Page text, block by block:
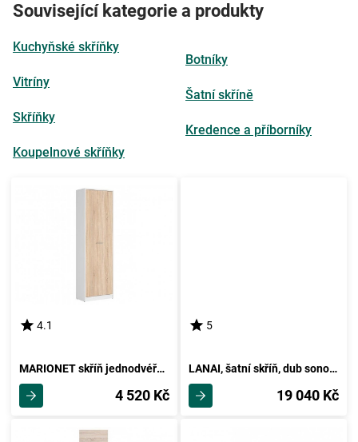
Související kategorie a produkty
Kuchyňské skříňky
Vitríny
Skříňky
Koupelnové skříňky
Botníky
Šatní skříně
Kredence a příborníky
4.1
MARIONET skříň jednodvéřová, bílá/dub sonoma, 5 let záruka
4 520 Kč
5
LANAI, šatní skříň, dub sonoma/bílá
19 040 Kč